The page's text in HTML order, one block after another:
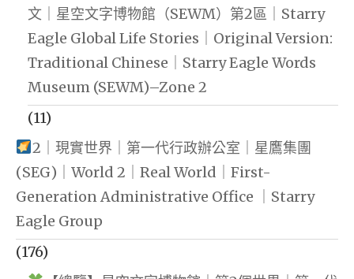
文｜星空文字博物館（SEWM）第2區｜Starry
Eagle Global Life Stories｜Original Version:
Traditional Chinese｜Starry Eagle Words
Museum (SEWM)–Zone 2
(11)
2｜現實世界｜第一代行政辦公室｜星鷹集團
(SEG)｜World 2｜Real World｜First-
Generation Administrative Office ｜Starry
Eagle Group
(176)